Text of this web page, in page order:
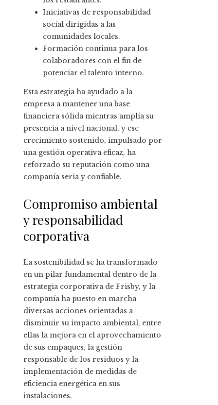
Iniciativas de responsabilidad
social dirigidas a las
comunidades locales.
Formación continua para los
colaboradores con el fin de
potenciar el talento interno.
Esta estrategia ha ayudado a la
empresa a mantener una base
financiera sólida mientras amplía su
presencia a nivel nacional, y ese
crecimiento sostenido, impulsado por
una gestión operativa eficaz, ha
reforzado su reputación como una
compañía seria y confiable.
Compromiso ambiental
y responsabilidad
corporativa
La sostenibilidad se ha transformado
en un pilar fundamental dentro de la
estrategia corporativa de Frisby, y la
compañía ha puesto en marcha
diversas acciones orientadas a
disminuir su impacto ambiental, entre
ellas la mejora en el aprovechamiento
de sus empaques, la gestión
responsable de los residuos y la
implementación de medidas de
eficiencia energética en sus
instalaciones.